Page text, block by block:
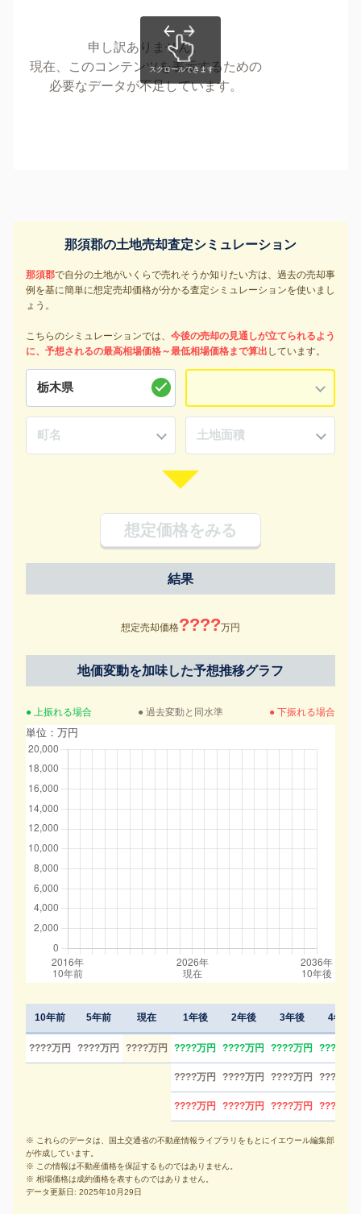
申し訳ありません。
現在、このコンテンツを表示するための
必要なデータが不足しています。
那須郡の土地売却査定シミュレーション
那須郡で自分の土地がいくらで売れそうか知りたい方は、過去の売却事
例を基に簡単に想定売却価格が分かる査定シミュレーションを使いまし
ょう。
こちらのシミュレーションでは、 今後の売却の見通しが立てられるよう
に、予想されるの最高相場価格～最低相場価格まで算出 しています。
想定価格をみる
結果
想定売却価格????万円
地価変動を加味した予想推移グラフ
● 上振れる場合 ● 過去変動と同水準 ● 下振れる場合
単位：万円
10年前 5年前 現在
????万円 ????万円 ????万円
1年後 2年後 3年後 4年後
????万円 ????万円 ????万円 ????万円
????万円 ????万円 ????万円 ????万円
????万円 ????万円 ????万円 ????万円
※ これらのデータは、国土交通省の不動産情報ライブラリをもとにイエウール編集部
が作成しています。
※ この情報は不動産価格を保証するものではありません。
※ 相場価格は成約価格を表すものではありません。
データ更新日: 2025年10月29日